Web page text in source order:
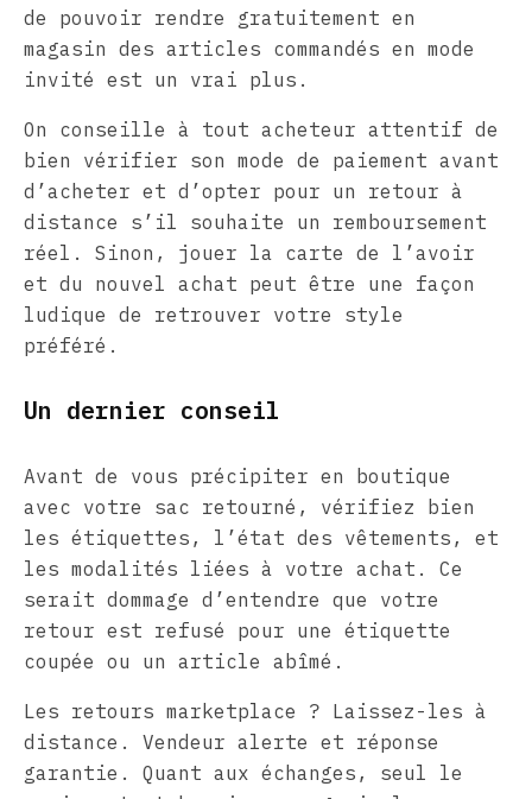
de pouvoir rendre gratuitement en
magasin des articles commandés en mode
invité est un vrai plus.
On conseille à tout acheteur attentif de
bien vérifier son mode de paiement avant
d’acheter et d’opter pour un retour à
distance s’il souhaite un remboursement
réel. Sinon, jouer la carte de l’avoir
et du nouvel achat peut être une façon
ludique de retrouver votre style
préféré.
Un dernier conseil
Avant de vous précipiter en boutique
avec votre sac retourné, vérifiez bien
les étiquettes, l’état des vêtements, et
les modalités liées à votre achat. Ce
serait dommage d’entendre que votre
retour est refusé pour une étiquette
coupée ou un article abîmé.
Les retours marketplace ? Laissez-les à
distance. Vendeur alerte et réponse
garantie. Quant aux échanges, seul le